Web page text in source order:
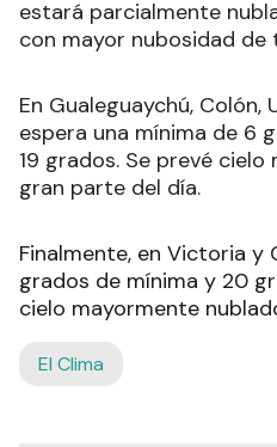
estará parcialmente
con mayor nubosidad de
En Gualeguaychú, Colón,
espera una mínima de 6
19 grados. Se prevé
gran parte del día.
Finalmente, en Victoria y
grados de mínima y 20
cielo mayormente
El Clima